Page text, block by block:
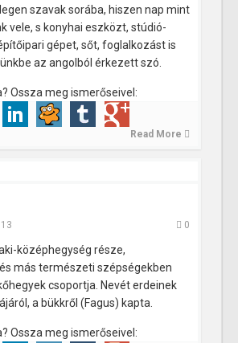
szavak sorába, hiszen nap mint
vele, s konyhai eszközt, stúdió-
gépet, sőt, foglalkozást is
az angolból érkezett szó.
Ossza meg ismerőseivel:
Read More
0
középhegység része,
más természeti szépségekben
csoportja. Nevét erdeinek
a bükkről (Fagus) kapta.
Ossza meg ismerőseivel: